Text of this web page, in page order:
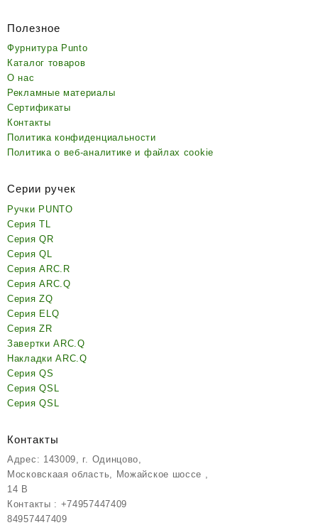
Полезное
Фурнитура Punto
Каталог товаров
О нас
Рекламные материалы
Сертификаты
Контакты
Политика конфиденциальности
Политика о веб-аналитике и файлах cookie
Серии ручек
Ручки PUNTO
Серия TL
Серия QR
Серия QL
Серия ARC.R
Серия ARC.Q
Серия ZQ
Серия ELQ
Серия ZR
Завертки ARC.Q
Накладки ARC.Q
Серия QS
Серия QSL
Серия QSL
Контакты
Адрес: 143009, г. Одинцово,
Московскаая область, Можайское шоссе ,
14 В
Контакты : +74957447409
84957447409